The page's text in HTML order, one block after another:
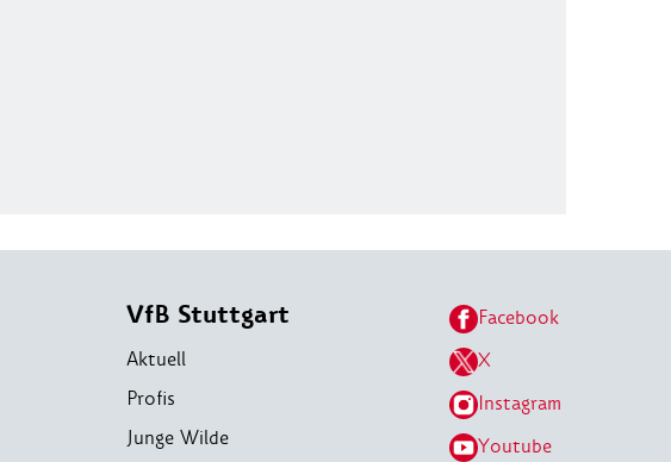
VfB Stuttgart
Aktuell
Profis
Junge Wilde
Facebook
X
Instagram
Youtube